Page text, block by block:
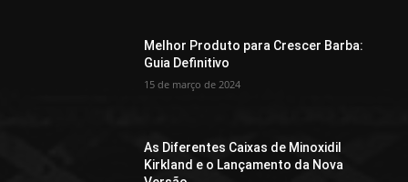
Melhor Produto para Crescer Barba:
Guia Definitivo
15 de março de 2024
As Diferentes Caixas de Minoxidil
Kirkland e o Lançamento da Nova